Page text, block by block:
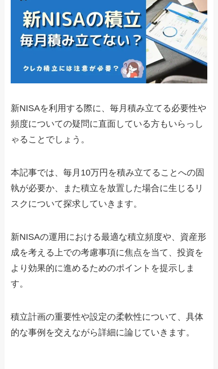
新NISAを利用する際に、毎月積み立てる必要性や
頻度についての疑問に直面している方もいらっし
ゃることでしょう。
本記事では、毎月10万円を積み立てることへの固
執が必要か、また積立を放置した場合に生じるリ
スクについて探求していきます。
新NISAの運用における最適な積立頻度や、資産形
成を考える上での考慮事項に焦点を当て、投資を
より効果的に進めるためのポイントを提示しま
す。
積立計画の重要性や設定の柔軟性について、具体
的な事例を交えながら詳細に論じていきます。